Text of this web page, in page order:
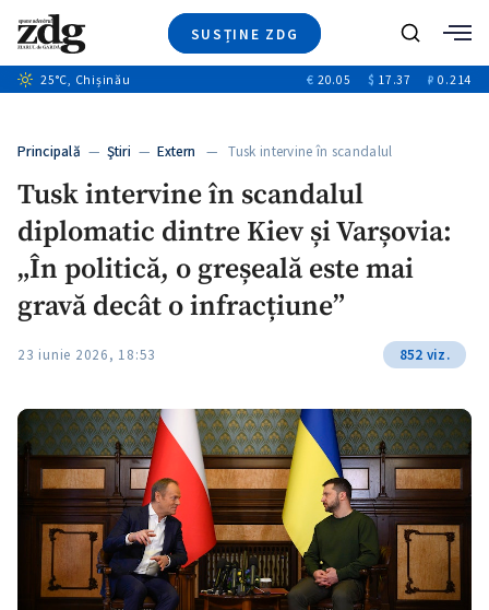
SUSȚINE ZDG
Ştiri
+7
Special
Blog
+2
ZdGust
Caută
25°C, Chișinău € 20.05 $ 17.37 ₽ 0.214
Principală — Ştiri — Extern — Tusk intervine în scandalul
Tusk intervine în scandalul
diplomatic dintre Kiev și Varșovia:
„În politică, o greșeală este mai
gravă decât o infracțiune”
23 iunie 2026, 18:53 852 viz.